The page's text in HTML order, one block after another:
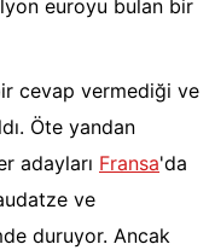
euroyu bulan bir
cevap vermediği ve
Öte yandan
adayları Fransa'da
ve
duruyor. Ancak